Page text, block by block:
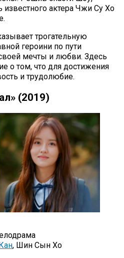
известного актера Чжи Су Хо
трогательную
героини по пути
мечты и любви. Здесь
о том, что для достижения
и трудолюбие.
(2019)
, Шин Сын Хо